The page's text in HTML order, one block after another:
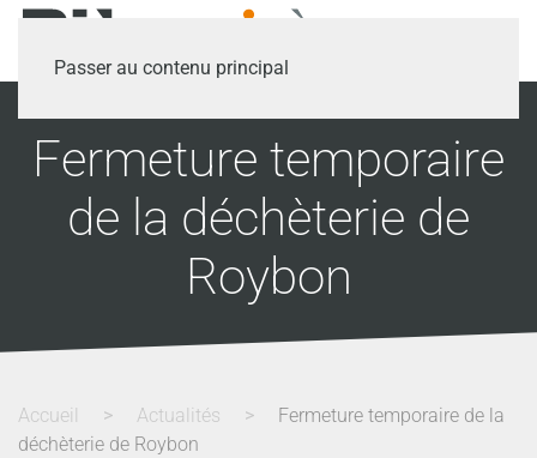
Passer au contenu principal
Fermeture temporaire
de la déchèterie de
Roybon
Accueil Actualités
Fermeture temporaire de la
déchèterie de Roybon